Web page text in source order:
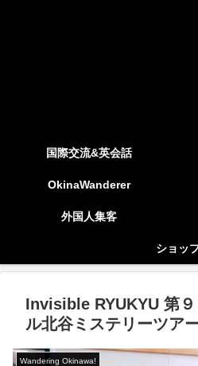
国際交流&英会話
OkinaWanderer
外国人集客
ショッ
Invisible RYUKYU 第
ル北谷ミステリーツアー
Wandering Okinawa!